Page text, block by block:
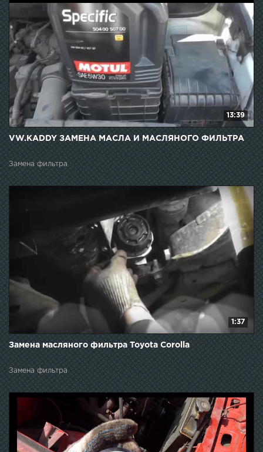
13:39
VW.KADDY ЗАМЕНА МАСЛА И МАСЛЯНОГО ФИЛЬТРА
Замена фильтра
1:37
Замена масляного фильтра Toyota Corolla
Замена фильтра